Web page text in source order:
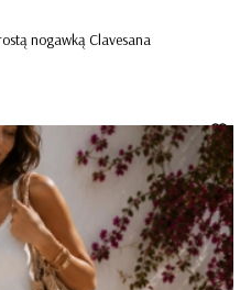
nogawką Clavesana